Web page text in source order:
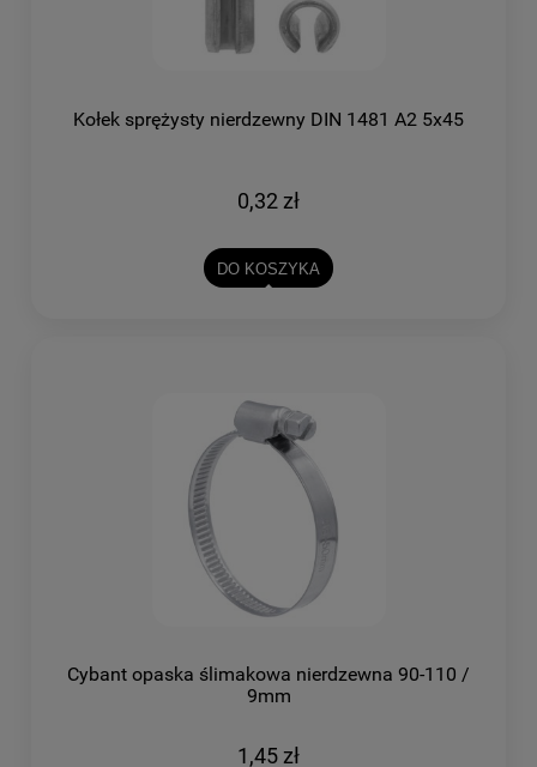
Kołek sprężysty nierdzewny DIN 1481 A2 5x45
0,32 zł
DO KOSZYKA
Cybant opaska ślimakowa nierdzewna 90-110 /
9mm
1,45 zł